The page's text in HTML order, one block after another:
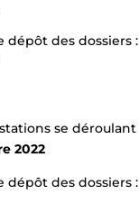
des dossiers :
se déroulant
2022
des dossiers :